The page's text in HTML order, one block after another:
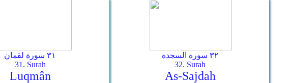
٣١ سورة لقمان
31. Surah
Luqmân
٣٢ سورة السجدة
32. Surah
As-­Sajdah